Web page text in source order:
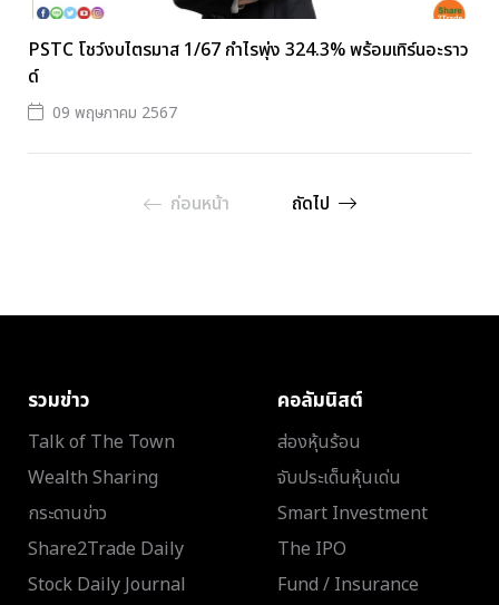
PSTC โชว์งบไตรมาส 1/67 กำไรพุ่ง 324.3% พร้อมเทิร์นอะราว
ด์
09 พฤษภาคม 2567
ก่อนหน้า ถัดไป
รวมข่าว
Talk of The Town
Wealth Sharing
กระดานข่าว
Share2Trade Daily
Stock Daily Journal
คอลัมนิสต์
ส่องหุ้นร้อน
จับประเด็นหุ้นเด่น
Smart Investment
The IPO
Fund / Insurance